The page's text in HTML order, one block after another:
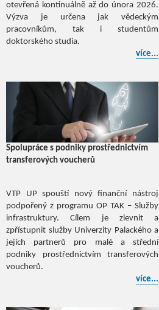
otevřená kontinuálně až do února 2026.
Výzva je určena jak vědeckým
pracovníkům, tak i studentům
doktorského studia.
více...
Spolupráce s podniky prostřednictvím
transferových voucherů
VTP UP spouští nový finanční nástroj
podpořený z programu OP TAK – Služby
infrastruktury. Cílem je zlevnit a
zpřístupnit služby Univerzity Palackého a
jejích partnerů pro malé a střední
podniky prostřednictvím transferových
voucherů.
více...